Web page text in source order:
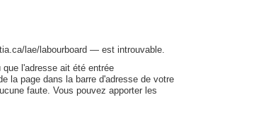
/lae/labourboard — est introuvable.
que l'adresse ait été entrée
la page dans la barre d'adresse de votre
faute. Vous pouvez apporter les